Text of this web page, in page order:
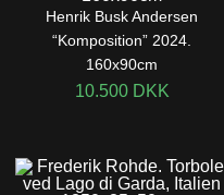
Henrik Busk Andersen
“Komposition” 2024.
160x90cm
10.500 DKK